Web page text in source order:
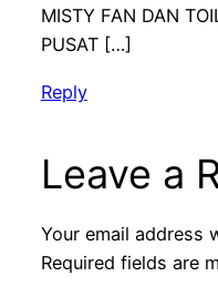
MISTY FAN DAN
PUSAT […]
Reply
Leave a
Your email address
Required fields are